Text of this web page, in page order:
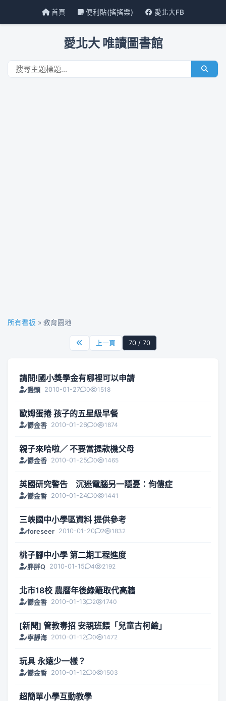
首頁 便利貼(搖搖樂) 愛北大FB
愛北大 唯讀圖書館
所有看板 » 教育園地
上一頁 70 / 70
請問!國小獎學金有哪裡可以申請
饅頭 2010-01-27 0 1518
歐姆蛋捲 孩子的五星級早餐
鬱金香 2010-01-26 0 1874
親子來哈啦／ 不要當提款機父母
鬱金香 2010-01-25 0 1465
英國研究警告 沉迷電腦另一隱憂：佝僂症
鬱金香 2010-01-24 0 1441
三峽國中小學區資料 提供參考
foreseer 2010-01-20 2 1832
桃子腳中小學 第二期工程‏進度
胖胖Q 2010-01-15 4 2192
北市18校 農曆年後綠籬取代高牆
鬱金香 2010-01-13 2 1740
[新聞] 管教毒招 安親班餵「兒童古柯鹼」
寧靜海 2010-01-12 0 1472
玩具 永遠少一樣？
鬱金香 2010-01-12 0 1503
超簡單小學互動教學